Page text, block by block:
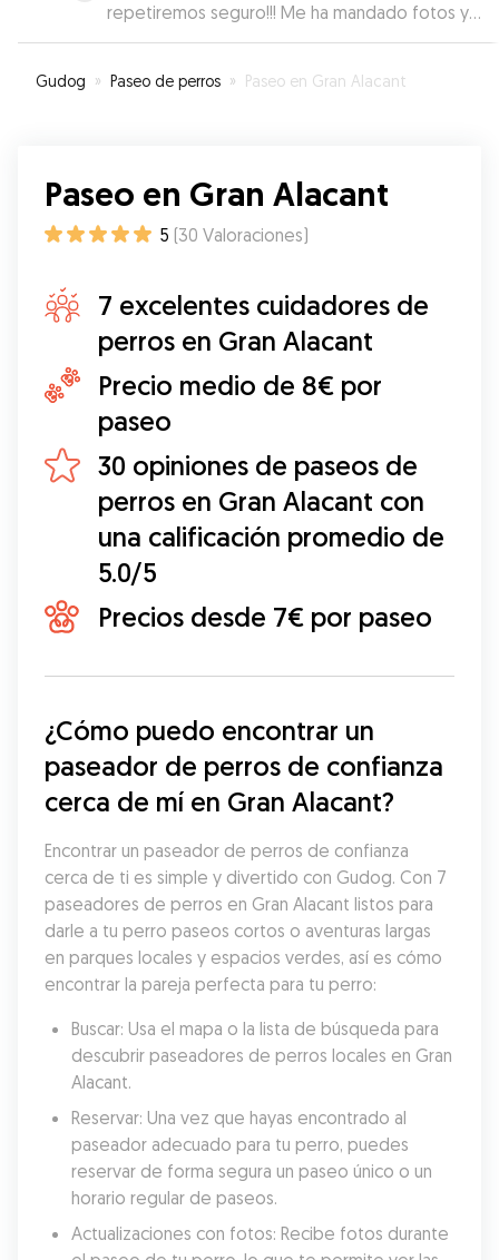
repetiremos seguro!!! Me ha mandado fotos y
vídeos todos los días. Muchas gracias por
Gudog » Paseo de perros » Paseo en Gran Alacant
Paseo en Gran Alacant
5 (30 Valoraciones)
7 excelentes cuidadores de
perros en Gran Alacant
Precio medio de 8€ por
paseo
30 opiniones de paseos de
perros en Gran Alacant con
una calificación promedio de
5.0/5
Precios desde 7€ por paseo
¿Cómo puedo encontrar un
paseador de perros de confianza
cerca de mí en Gran Alacant?
Encontrar un paseador de perros de confianza
cerca de ti es simple y divertido con Gudog. Con 7
paseadores de perros en Gran Alacant listos para
darle a tu perro paseos cortos o aventuras largas
en parques locales y espacios verdes, así es cómo
encontrar la pareja perfecta para tu perro:
Buscar: Usa el mapa o la lista de búsqueda para
descubrir paseadores de perros locales en Gran
Alacant.
Reservar: Una vez que hayas encontrado al
paseador adecuado para tu perro, puedes
reservar de forma segura un paseo único o un
horario regular de paseos.
Actualizaciones con fotos: Recibe fotos durante